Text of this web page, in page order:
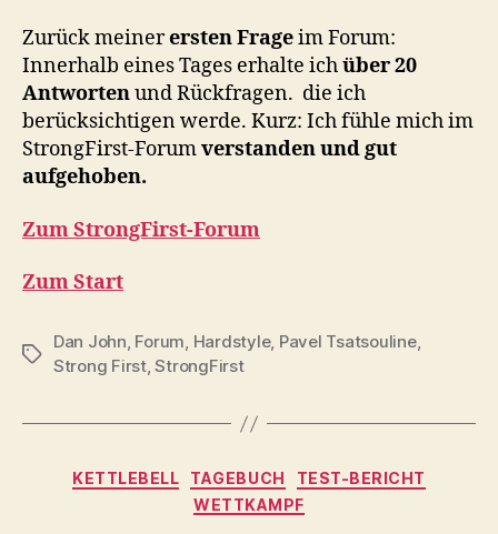
Zurück meinerersten Frageim Forum:
Innerhalb eines Tages erhalte ichüber 20
Antwortenund Rückfragen. die ich
berücksichtigen werde. Kurz: Ich fühle mich im
StrongFirst-Forumverstanden und gut
aufgehoben.
Zum StrongFirst-Forum
Zum Start
Schlagwörter
Dan John, Forum, Hardstyle, Pavel Tsatsouline,
Strong First,StrongFirst
Kategorien
KETTLEBELL TAGEBUCH
TEST-BERICHT
WETTKAMPF